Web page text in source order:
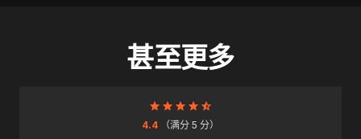
甚至更多
4.4 （满分 5 分）